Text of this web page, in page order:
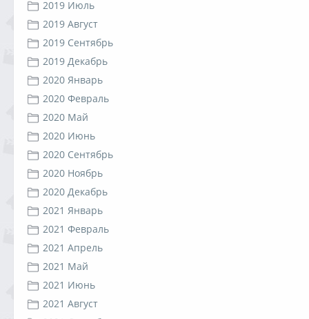
2019 Июль
2019 Август
2019 Сентябрь
2019 Декабрь
2020 Январь
2020 Февраль
2020 Май
2020 Июнь
2020 Сентябрь
2020 Ноябрь
2020 Декабрь
2021 Январь
2021 Февраль
2021 Апрель
2021 Май
2021 Июнь
2021 Август